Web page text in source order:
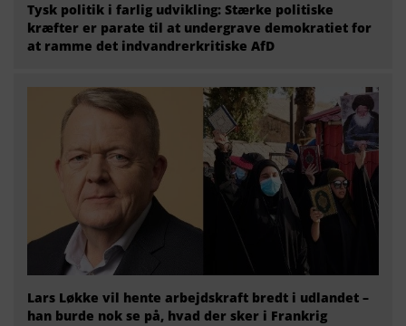
Tysk politik i farlig udvikling: Stærke politiske
kræfter er parate til at undergrave demokratiet for
at ramme det indvandrerkritiske AfD
Lars Løkke vil hente arbejdskraft bredt i udlandet –
han burde nok se på, hvad der sker i Frankrig